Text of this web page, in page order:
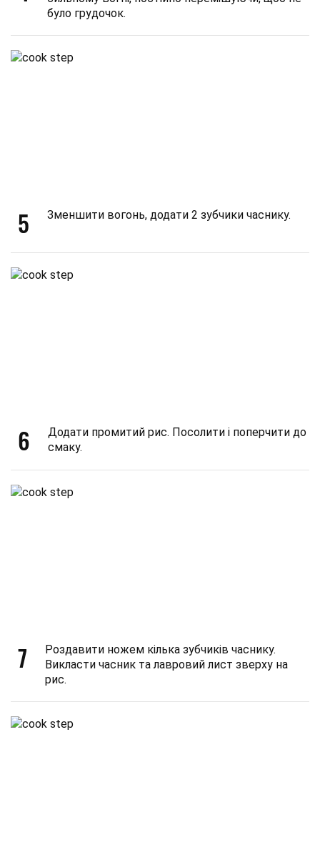
було грудочок.
5 Зменшити вогонь, додати 2 зубчики часнику.
6
Додати промитий рис. Посолити і поперчити до
смаку.
7
Роздавити ножем кілька зубчиків часнику.
Викласти часник та лавровий лист зверху на
рис.